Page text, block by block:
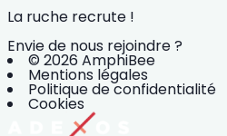
La ruche recrute !
Envie de nous rejoindre ?
© 2026 AmphiBee
Mentions légales
Politique de confidentialité
Cookies